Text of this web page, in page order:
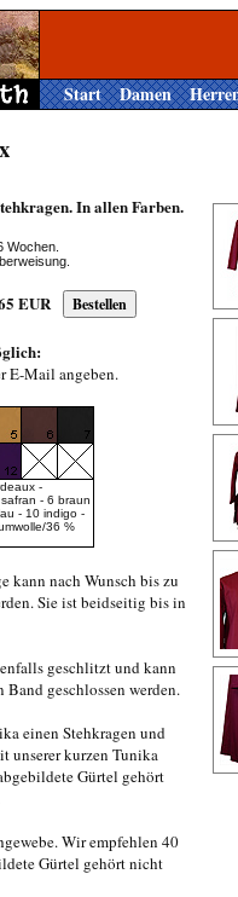
Start Damen
In allen Farben.
Wochen.
EUR
E-Mail angeben.
-
- 6 braun
- 10 indigo -
36 %
kann nach Wunsch bis zu
Sie ist beidseitig bis in
geschlitzt und kann
geschlossen werden.
einen Stehkragen und
unserer kurzen Tunika
Gürtel gehört
Wir empfehlen 40
Gürtel gehört nicht